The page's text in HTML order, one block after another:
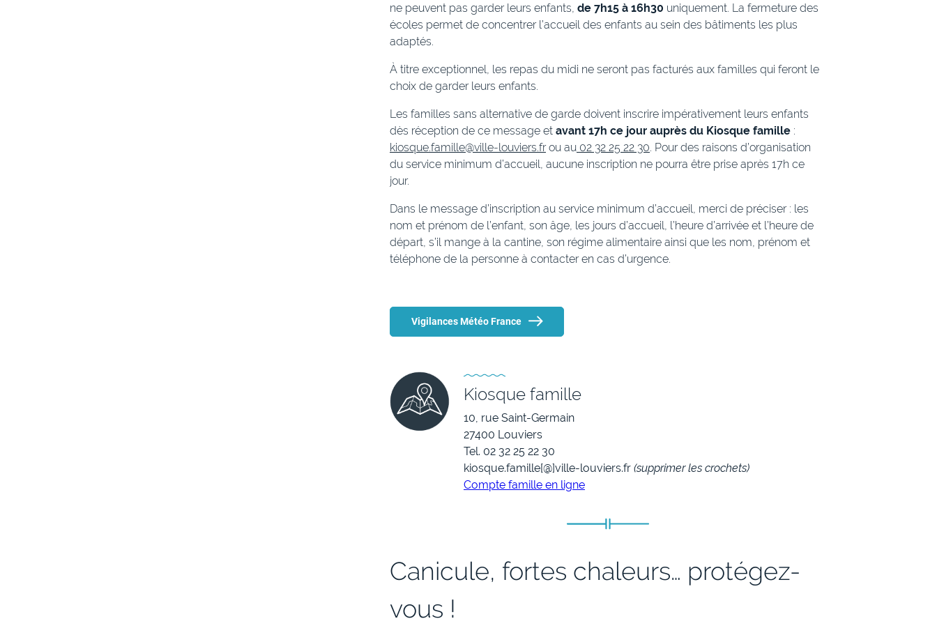
ne peuvent pas garder leurs enfants, de 7h15 à 16h30 uniquement. La fermeture des
écoles permet de concentrer l’accueil des enfants au sein des bâtiments les plus
adaptés.
À titre exceptionnel, les repas du midi ne seront pas facturés aux familles qui feront le
choix de garder leurs enfants.
Les familles sans alternative de garde doivent inscrire impérativement leurs enfants
dès réception de ce message et avant 17h ce jour auprès du Kiosque famille :
kiosque.famille@ville-louviers.frou au 02 32 25 22 30. Pour des raisons d’organisation
du service minimum d’accueil, aucune inscription ne pourra être prise après 17h ce
jour.
Dans le message d’inscription au service minimum d’accueil, merci de préciser : les
nom et prénom de l’enfant, son âge, les jours d’accueil, l’heure d’arrivée et l’heure de
départ, s’il mange à la cantine, son régime alimentaire ainsi que les nom, prénom et
téléphone de la personne à contacter en cas d’urgence.
Vigilances Météo France
Kiosque famille
10, rue Saint-Germain
27400 Louviers
Tel. 02 32 25 22 30
kiosque.famille[@]ville-louviers.fr (supprimer les crochets)
Compte famille en ligne
Canicule, fortes chaleurs… protégez-
vous !